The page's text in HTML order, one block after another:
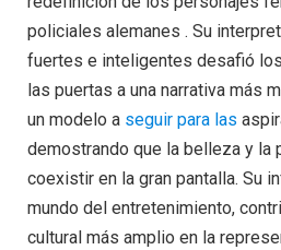
policiales alemanes . Su
fuertes e inteligentes desafió
las puertas a una narrativa más
un modelo a seguir para las
demostrando que la belleza y la
coexistir en la gran pantalla. Su
mundo del entretenimiento,
cultural más amplio en la